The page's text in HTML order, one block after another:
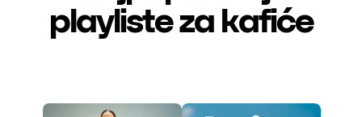
playliste za kafiće